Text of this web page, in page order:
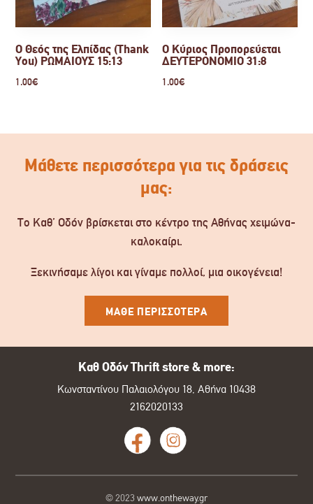
Ο Θεός της Ελπίδας (Thank
You) ΡΩΜΑΙΟΥΣ 15:13
1.00€
Ο Κύριος Προπορεύεται
ΔΕΥΤΕΡΟΝΟΜΙΟ 31:8
1.00€
Μάθετε περισσότερα για τις δράσεις
μας:
Το Καθ’ Οδόν βρίσκεται στο κέντρο της Αθήνας χειμώνα-
καλοκαίρι.
Ξεκινήσαμε λίγοι και γίναμε πολλοί, μια οικογένεια!
ΜΑΘΕ ΠΕΡΙΣΣΟΤΕΡΑ
Καθ Οδόν Thrift store & more:
Κωνσταντίνου Παλαιολόγου 18, Αθήνα 10438
2162020133
© 2023 www.ontheway.gr